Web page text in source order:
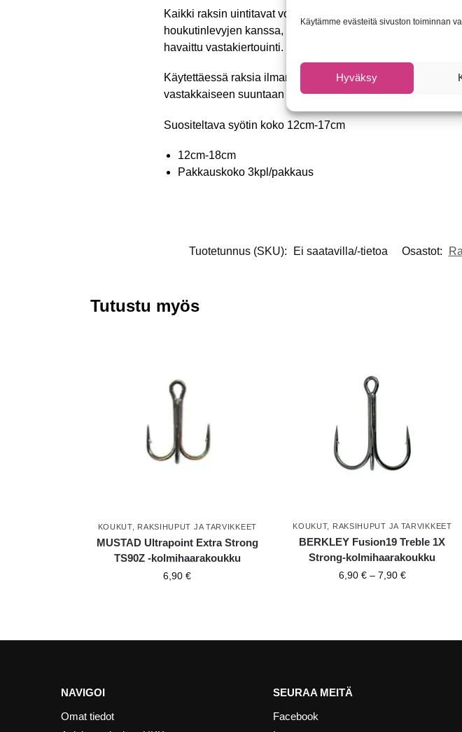
Käytämme evästeitä sivuston toiminnan
Hyväksy
Kaikki raksin uintitavat voidaan toteuttaa myös
houkutinlevyjen kanssa, voidaan syöttikalalle asettaa
havaittu vastakiertouinti.
Käytettäessä raksia ilman houkutinlevyä, kannattaa
vastakkaiseen suuntaan pyörähtelevä syötti, tämä usein
Suositeltava syötin koko 12cm-17cm
12cm-18cm
Pakkauskoko 3kpl/pakkaus
Tuotetunnus (SKU): Ei saatavilla/-tietoa Osastot:
Tutustu myös
KOUKUT, RAKSIHUPUT JA TARVIKKEET
MUSTAD Ultrapoint Extra Strong
TS90Z -kolmihaarakoukku
6,90€
KOUKUT, RAKSIHUPUT JA TARVIKKEET
BERKLEY Fusion19 Treble 1X
Strong-kolmihaarakoukku
6,90 € – 7,90 €
NAVIGOI
Omat tiedot
SEURAA MEITÄ
Facebook